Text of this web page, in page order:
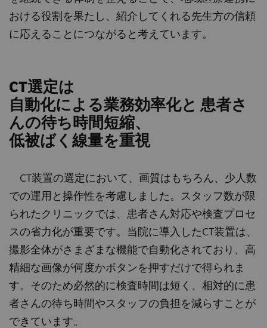
おける役割を果たし、紹介してくれる先生方の信頼
に応えることにつながると考えています。
CT選定は
自動化による業務効率化と 患者さ
んの待ち時間短縮、
低被ばく線量を重視
CT装置の選定において、画質はもちろん、少人数
での運用と操作性を考慮しました。スタッフ数が限
られたクリニックでは、患者さん対応や検査プロセ
スの省力化が重要です。当院に導入したCT装置は、
撮影全体がさまざまな機能で自動化されており、高
精細な画像が何度かボタンを押すだけで得られま
す。そのため必然的に検査時間は短く、相対的に患
者さんの待ち時間やスタッフの負担を減らすことが
できています。